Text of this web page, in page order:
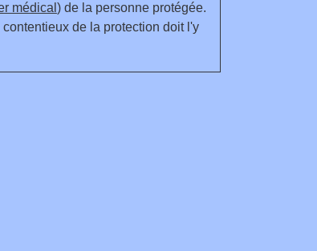
médical ) de la personne protégée.
de la protection doit l'y